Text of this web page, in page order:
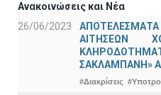
Ανακοινώσεις και Νέα
26/06/2023
ΑΙΤΗΣΕΩΝ
ΣΑΚΛΑΜΠΑΝΗ»
#Διακρίσεις